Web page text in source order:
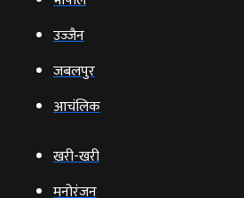
उज्‍जैन
जबलपुर
आचंलिक
खरी-खरी
मनोरंजन